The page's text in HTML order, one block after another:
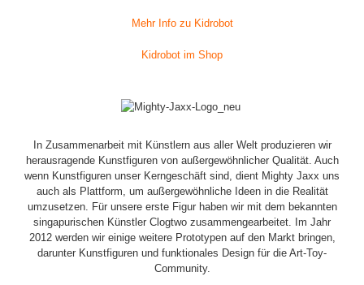
Mehr Info zu Kidrobot
Kidrobot im Shop
In Zusammenarbeit mit Künstlern aus aller Welt produzieren wir
herausragende Kunstfiguren von außergewöhnlicher Qualität. Auch
wenn Kunstfiguren unser Kerngeschäft sind, dient Mighty Jaxx uns
auch als Plattform, um außergewöhnliche Ideen in die Realität
umzusetzen. Für unsere erste Figur haben wir mit dem bekannten
singapurischen Künstler Clogtwo zusammengearbeitet. Im Jahr
2012 werden wir einige weitere Prototypen auf den Markt bringen,
darunter Kunstfiguren und funktionales Design für die Art-Toy-
Community.